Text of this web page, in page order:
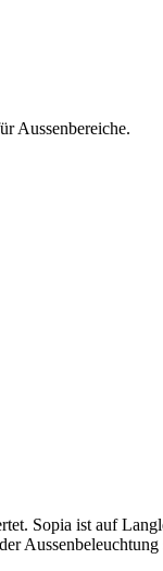
Aussenbereiche.
Sopia ist auf
Aussenbeleuchtung